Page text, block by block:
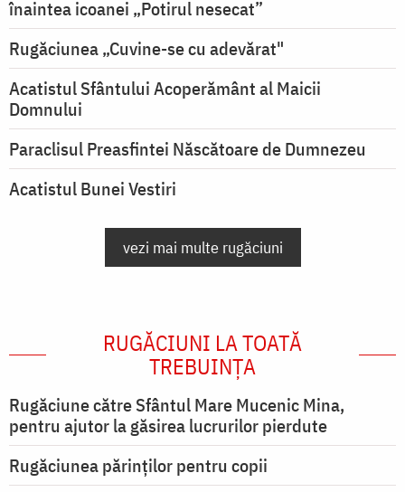
înaintea icoanei „Potirul nesecat”
Rugăciunea „Cuvine-se cu adevărat"
Acatistul Sfântului Acoperământ al Maicii
Domnului
Paraclisul Preasfintei Născătoare de Dumnezeu
Acatistul Bunei Vestiri
vezi mai multe rugăciuni
RUGĂCIUNI LA TOATĂ
TREBUINȚA
Rugăciune către Sfântul Mare Mucenic Mina,
pentru ajutor la găsirea lucrurilor pierdute
Rugăciunea părinților pentru copii